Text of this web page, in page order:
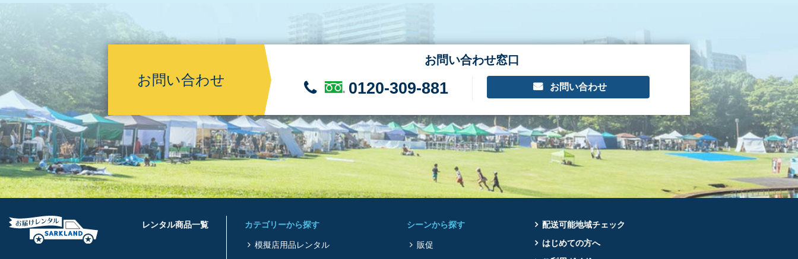
お問い合わせ
お問い合わせ窓口
0120-309-881 お問い合わせ
レンタル商品一覧 カテゴリーから探す
模擬店用品レンタル
シーンから探す
販促
配送可能地域チェック
はじめての方へ